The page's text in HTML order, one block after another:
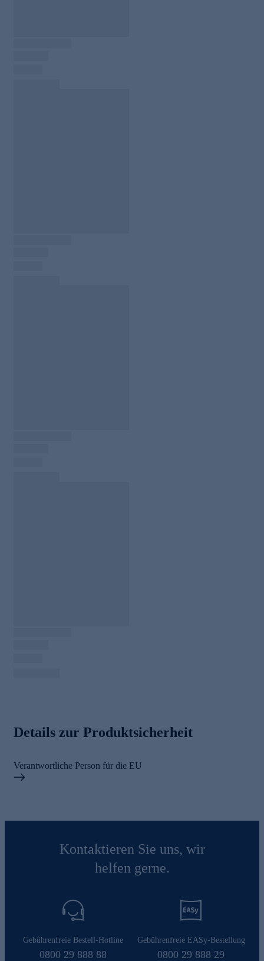
Details zur Produktsicherheit
Verantwortliche Person für die EU
Kontaktieren Sie uns, wir
helfen gerne.
Gebührenfreie Bestell-Hotline
0800 29 888 88
Gebührenfreie EASy-Bestellung
0800 29 888 29